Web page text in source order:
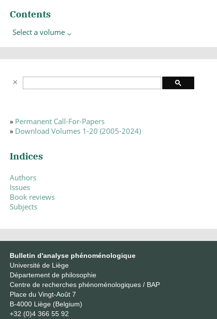
Contents
Select a volume
» Permanent Call-For-Papers
» Download Volumes 1-20 (2005-2024)
Indices
Authors
Issues
Book reviews
Subjects
Bulletin d'analyse phénoménologique
Université de Liège
Département de philosophie
Centre de recherches phénoménologiques / BAP
Place du Vingt-Août 7
B-4000 Liège (Belgium)
+32 (0)4 366 55 92